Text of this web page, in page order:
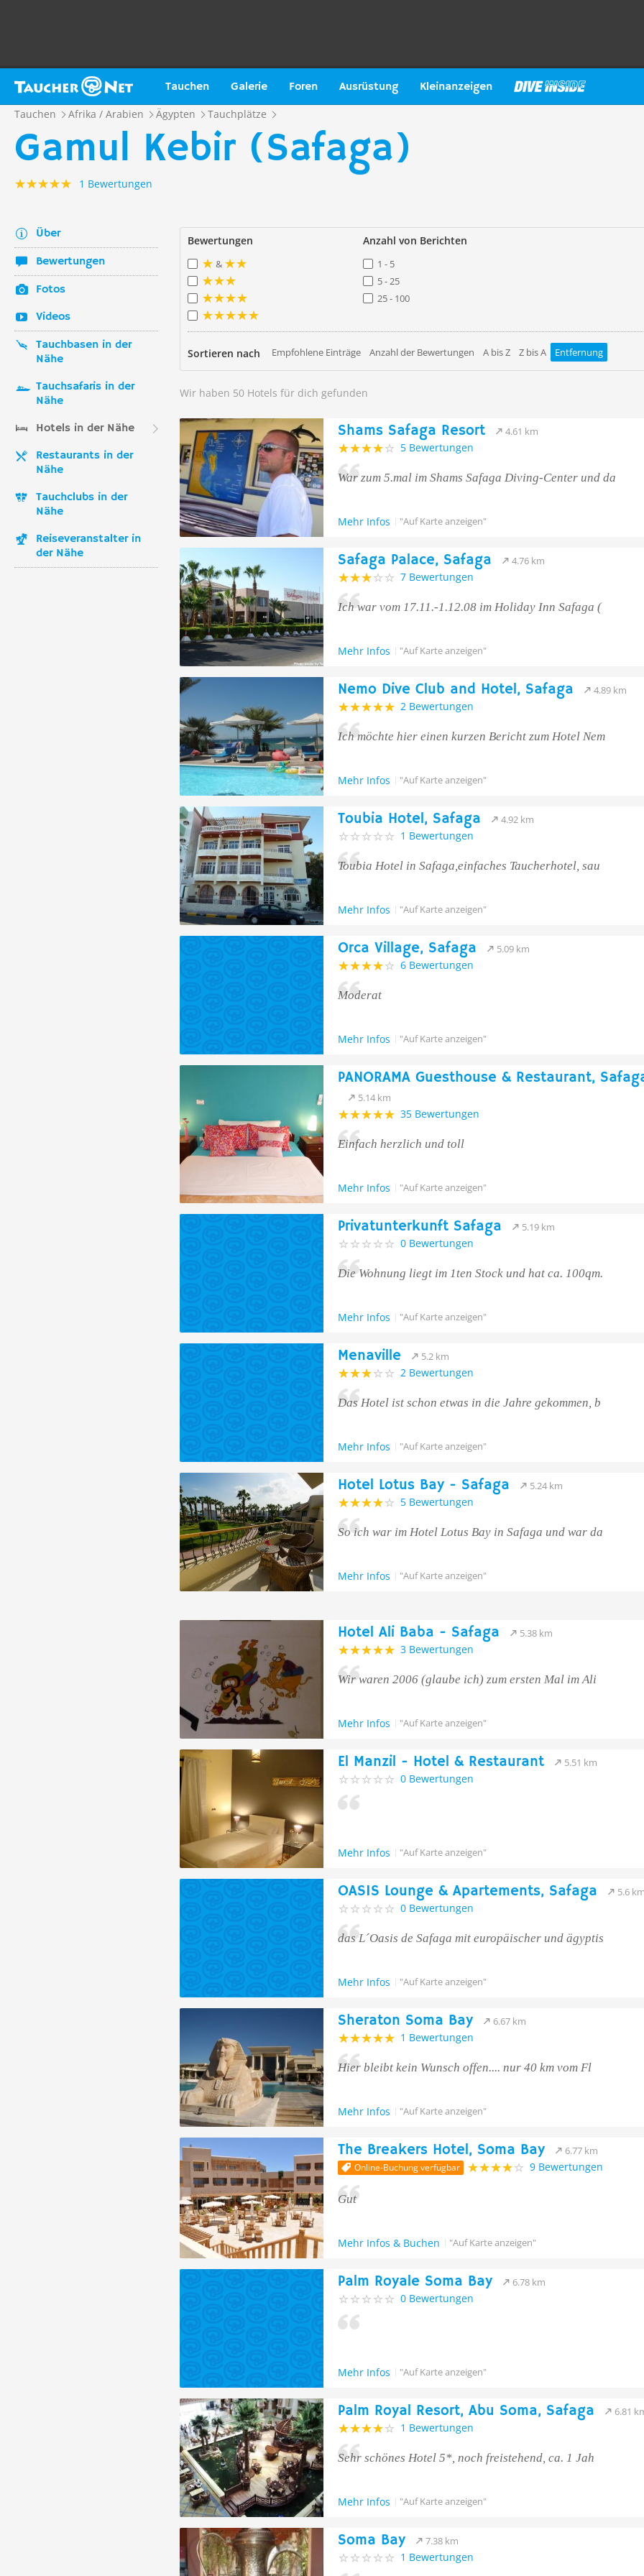
Tauchen Galerie Foren Ausrüstung Kleinanzeigen
Tauchen Afrika / Arabien Ägypten Tauchplätze
Gamul Kebir (Safaga)
1 Bewertungen
Über
Bewertungen
Fotos
Videos
Tauchbasen in der
Nähe
Tauchsafaris in der
Nähe
Hotels in der Nähe
Restaurants in der
Nähe
Tauchclubs in der
Nähe
Reiseveranstalter in
der Nähe
Bewertungen
&
Anzahl von Berichten
1 - 5
5 - 25
25 - 100
Sortieren nach Empfohlene Einträge Anzahl der Bewertungen A bis Z Z bis A Entfernung
Wir haben 50 Hotels für dich gefunden
Shams Safaga Resort 4.61 km
5 Bewertungen
War zum 5.mal im Shams Safaga Diving-Center und da
Mehr Infos "Auf Karte anzeigen"
Safaga Palace, Safaga 4.76 km
7 Bewertungen
Ich war vom 17.11.-1.12.08 im Holiday Inn Safaga (
Mehr Infos "Auf Karte anzeigen"
Nemo Dive Club and Hotel, Safaga 4.89 km
2 Bewertungen
Ich möchte hier einen kurzen Bericht zum Hotel Nem
Mehr Infos "Auf Karte anzeigen"
Toubia Hotel, Safaga 4.92 km
1 Bewertungen
Toubia Hotel in Safaga,einfaches Taucherhotel, sau
Mehr Infos "Auf Karte anzeigen"
Orca Village, Safaga 5.09 km
6 Bewertungen
Moderat
Mehr Infos "Auf Karte anzeigen"
PANORAMA Guesthouse & Restaurant,
5.14 km
35 Bewertungen
Einfach herzlich und toll ️
Mehr Infos "Auf Karte anzeigen"
Privatunterkunft Safaga 5.19 km
0 Bewertungen
Die Wohnung liegt im 1ten Stock und hat ca. 100qm.
Mehr Infos "Auf Karte anzeigen"
Menaville 5.2 km
2 Bewertungen
Das Hotel ist schon etwas in die Jahre gekommen, b
Mehr Infos "Auf Karte anzeigen"
Hotel Lotus Bay - Safaga 5.24 km
5 Bewertungen
So ich war im Hotel Lotus Bay in Safaga und war da
Mehr Infos "Auf Karte anzeigen"
Hotel Ali Baba - Safaga 5.38 km
3 Bewertungen
Wir waren 2006 (glaube ich) zum ersten Mal im Ali
Mehr Infos "Auf Karte anzeigen"
El Manzil - Hotel & Restaurant 5.51 km
0 Bewertungen
Mehr Infos "Auf Karte anzeigen"
OASIS Lounge & Apartements, Safaga 5.6
0 Bewertungen
das L´Oasis de Safaga mit europäischer und ägyptis
Mehr Infos "Auf Karte anzeigen"
Sheraton Soma Bay 6.67 km
1 Bewertungen
Hier bleibt kein Wunsch offen.... nur 40 km vom Fl
Mehr Infos "Auf Karte anzeigen"
The Breakers Hotel, Soma Bay 6.77 km
Online-Buchung verfügbar 9 Bewertungen
Gut
Mehr Infos & Buchen "Auf Karte anzeigen"
Palm Royale Soma Bay 6.78 km
0 Bewertungen
Mehr Infos "Auf Karte anzeigen"
Palm Royal Resort, Abu Soma, Safaga 6.81
1 Bewertungen
Sehr schönes Hotel 5*, noch freistehend, ca. 1 Jah
Mehr Infos "Auf Karte anzeigen"
Soma Bay 7.38 km
1 Bewertungen